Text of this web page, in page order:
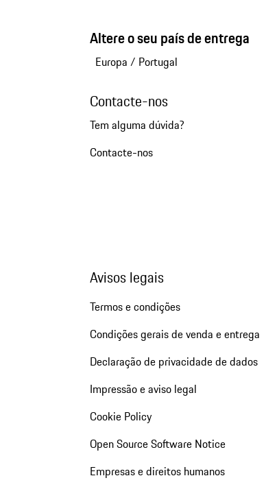
Altere o seu país de entrega
Europa / Portugal
Contacte-nos
Tem alguma dúvida?
Contacte-nos
Avisos legais
Termos e condições
Condições gerais de venda e entrega
Declaração de privacidade de dados
Impressão e aviso legal
Cookie Policy
Open Source Software Notice
Empresas e direitos humanos